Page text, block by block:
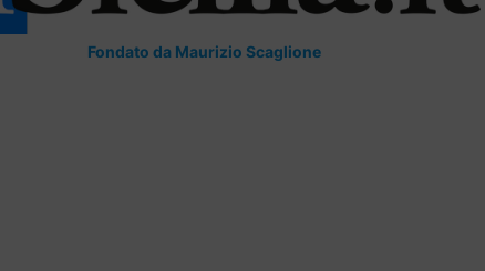
Fondato da Maurizio Scaglione